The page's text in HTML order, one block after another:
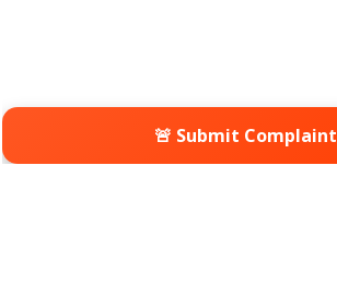
🚨 Submit Complaint